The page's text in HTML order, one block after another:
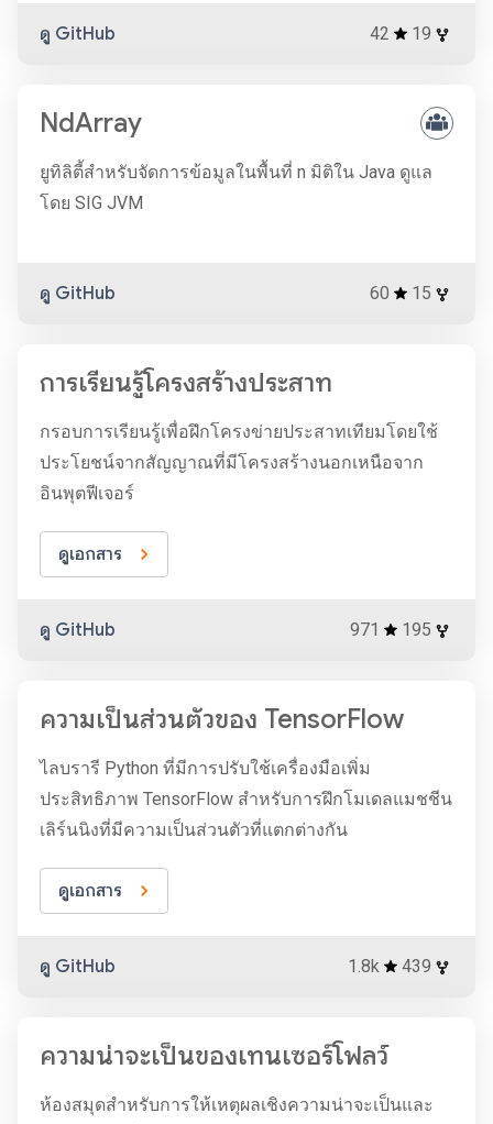
ดู GitHub 42 19
NdArray
ยูทิลิตี้สำหรับจัดการข้อมูลในพื้นที่ n มิติใน Java ดูแล
โดย SIG JVM
ดู GitHub 60 15
การเรียนรู้โครงสร้างประสาท
กรอบการเรียนรู้เพื่อฝึกโครงข่ายประสาทเทียมโดยใช้
ประโยชน์จากสัญญาณที่มีโครงสร้างนอกเหนือจาก
อินพุตฟีเจอร์
ดูเอกสาร
ดู GitHub 971 195
ความเป็นส่วนตัวของ TensorFlow
ไลบรารี Python ที่มีการปรับใช้เครื่องมือเพิ่ม
ประสิทธิภาพ TensorFlow สำหรับการฝึกโมเดลแมชชีน
เลิร์นนิงที่มีความเป็นส่วนตัวที่แตกต่างกัน
ดูเอกสาร
ดู GitHub 1.8k 439
ความน่าจะเป็นของเทนเซอร์โฟลว์
ห้องสมุดสำหรับการให้เหตุผลเชิงความน่าจะเป็นและ